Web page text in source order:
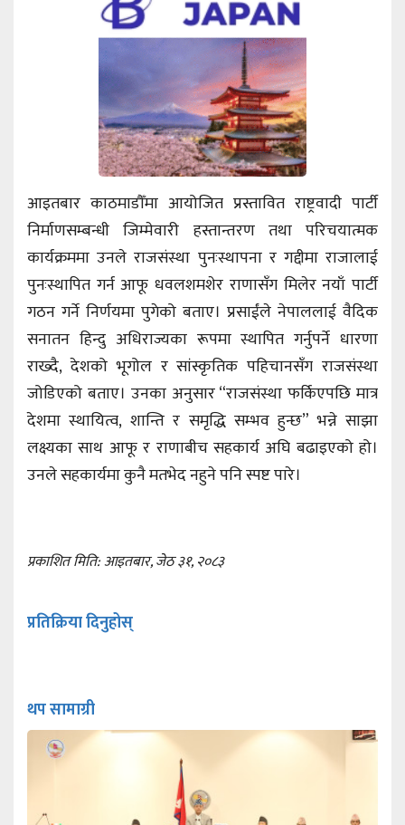
आइतबार काठमाडौँमा आयोजित प्रस्तावित राष्ट्रवादी पार्टी
निर्माणसम्बन्धी जिम्मेवारी हस्तान्तरण तथा परिचयात्मक
कार्यक्रममा उनले राजसंस्था पुनःस्थापना र गद्दीमा राजालाई
पुनःस्थापित गर्न आफू धवलशमशेर राणासँग मिलेर नयाँ पार्टी
गठन गर्ने निर्णयमा पुगेको बताए। प्रसाईंले नेपाललाई वैदिक
सनातन हिन्दु अधिराज्यका रूपमा स्थापित गर्नुपर्ने धारणा
राख्दै, देशको भूगोल र सांस्कृतिक पहिचानसँग राजसंस्था
जोडिएको बताए। उनका अनुसार “राजसंस्था फर्किएपछि मात्र
देशमा स्थायित्व, शान्ति र समृद्धि सम्भव हुन्छ” भन्ने साझा
लक्ष्यका साथ आफू र राणाबीच सहकार्य अघि बढाइएको हो।
उनले सहकार्यमा कुनै मतभेद नहुने पनि स्पष्ट पारे।
प्रकाशित मिति: आइतबार, जेठ ३१, २०८३
प्रतिक्रिया दिनुहोस्
थप सामाग्री